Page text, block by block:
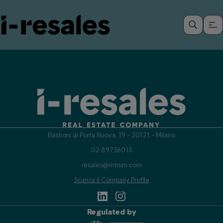
Bastioni di Porta Nuova, 19 - 20121 - Milano
02 89736013
resales@intrum.com
Scarica il Company Profile
Regulated by